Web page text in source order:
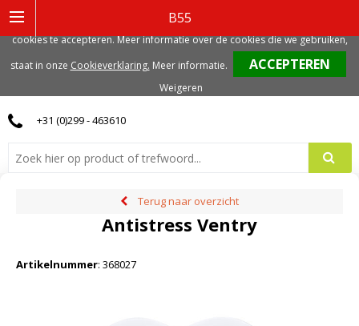
B55
0
+31 (0)299 - 463610
Terug naar overzicht
Antistress Ventry
Artikelnummer: 368027
gerelateerde cookies. Voor de beste gebruikerservaring, adviseren we deze
cookies te accepteren. Meer informatie over de cookies die we gebruiken,
staat in onze Cookieverklaring. Meer informatie.
Weigeren